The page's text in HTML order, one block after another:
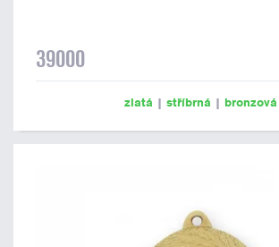
39000
zlatá | stříbrná | bronzová